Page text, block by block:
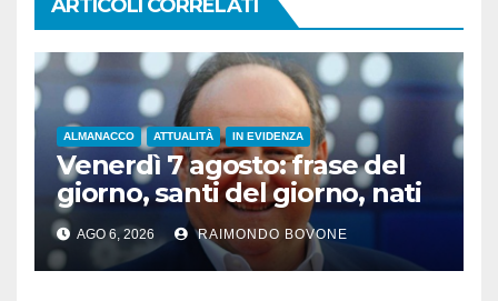
ARTICOLI CORRELATI
ALMANACCO ATTUALITÀ IN EVIDENZA
Venerdì 7 agosto: frase del
giorno, santi del giorno, nati
famosi, accadde oggi
AGO 6, 2026 RAIMONDO BOVONE